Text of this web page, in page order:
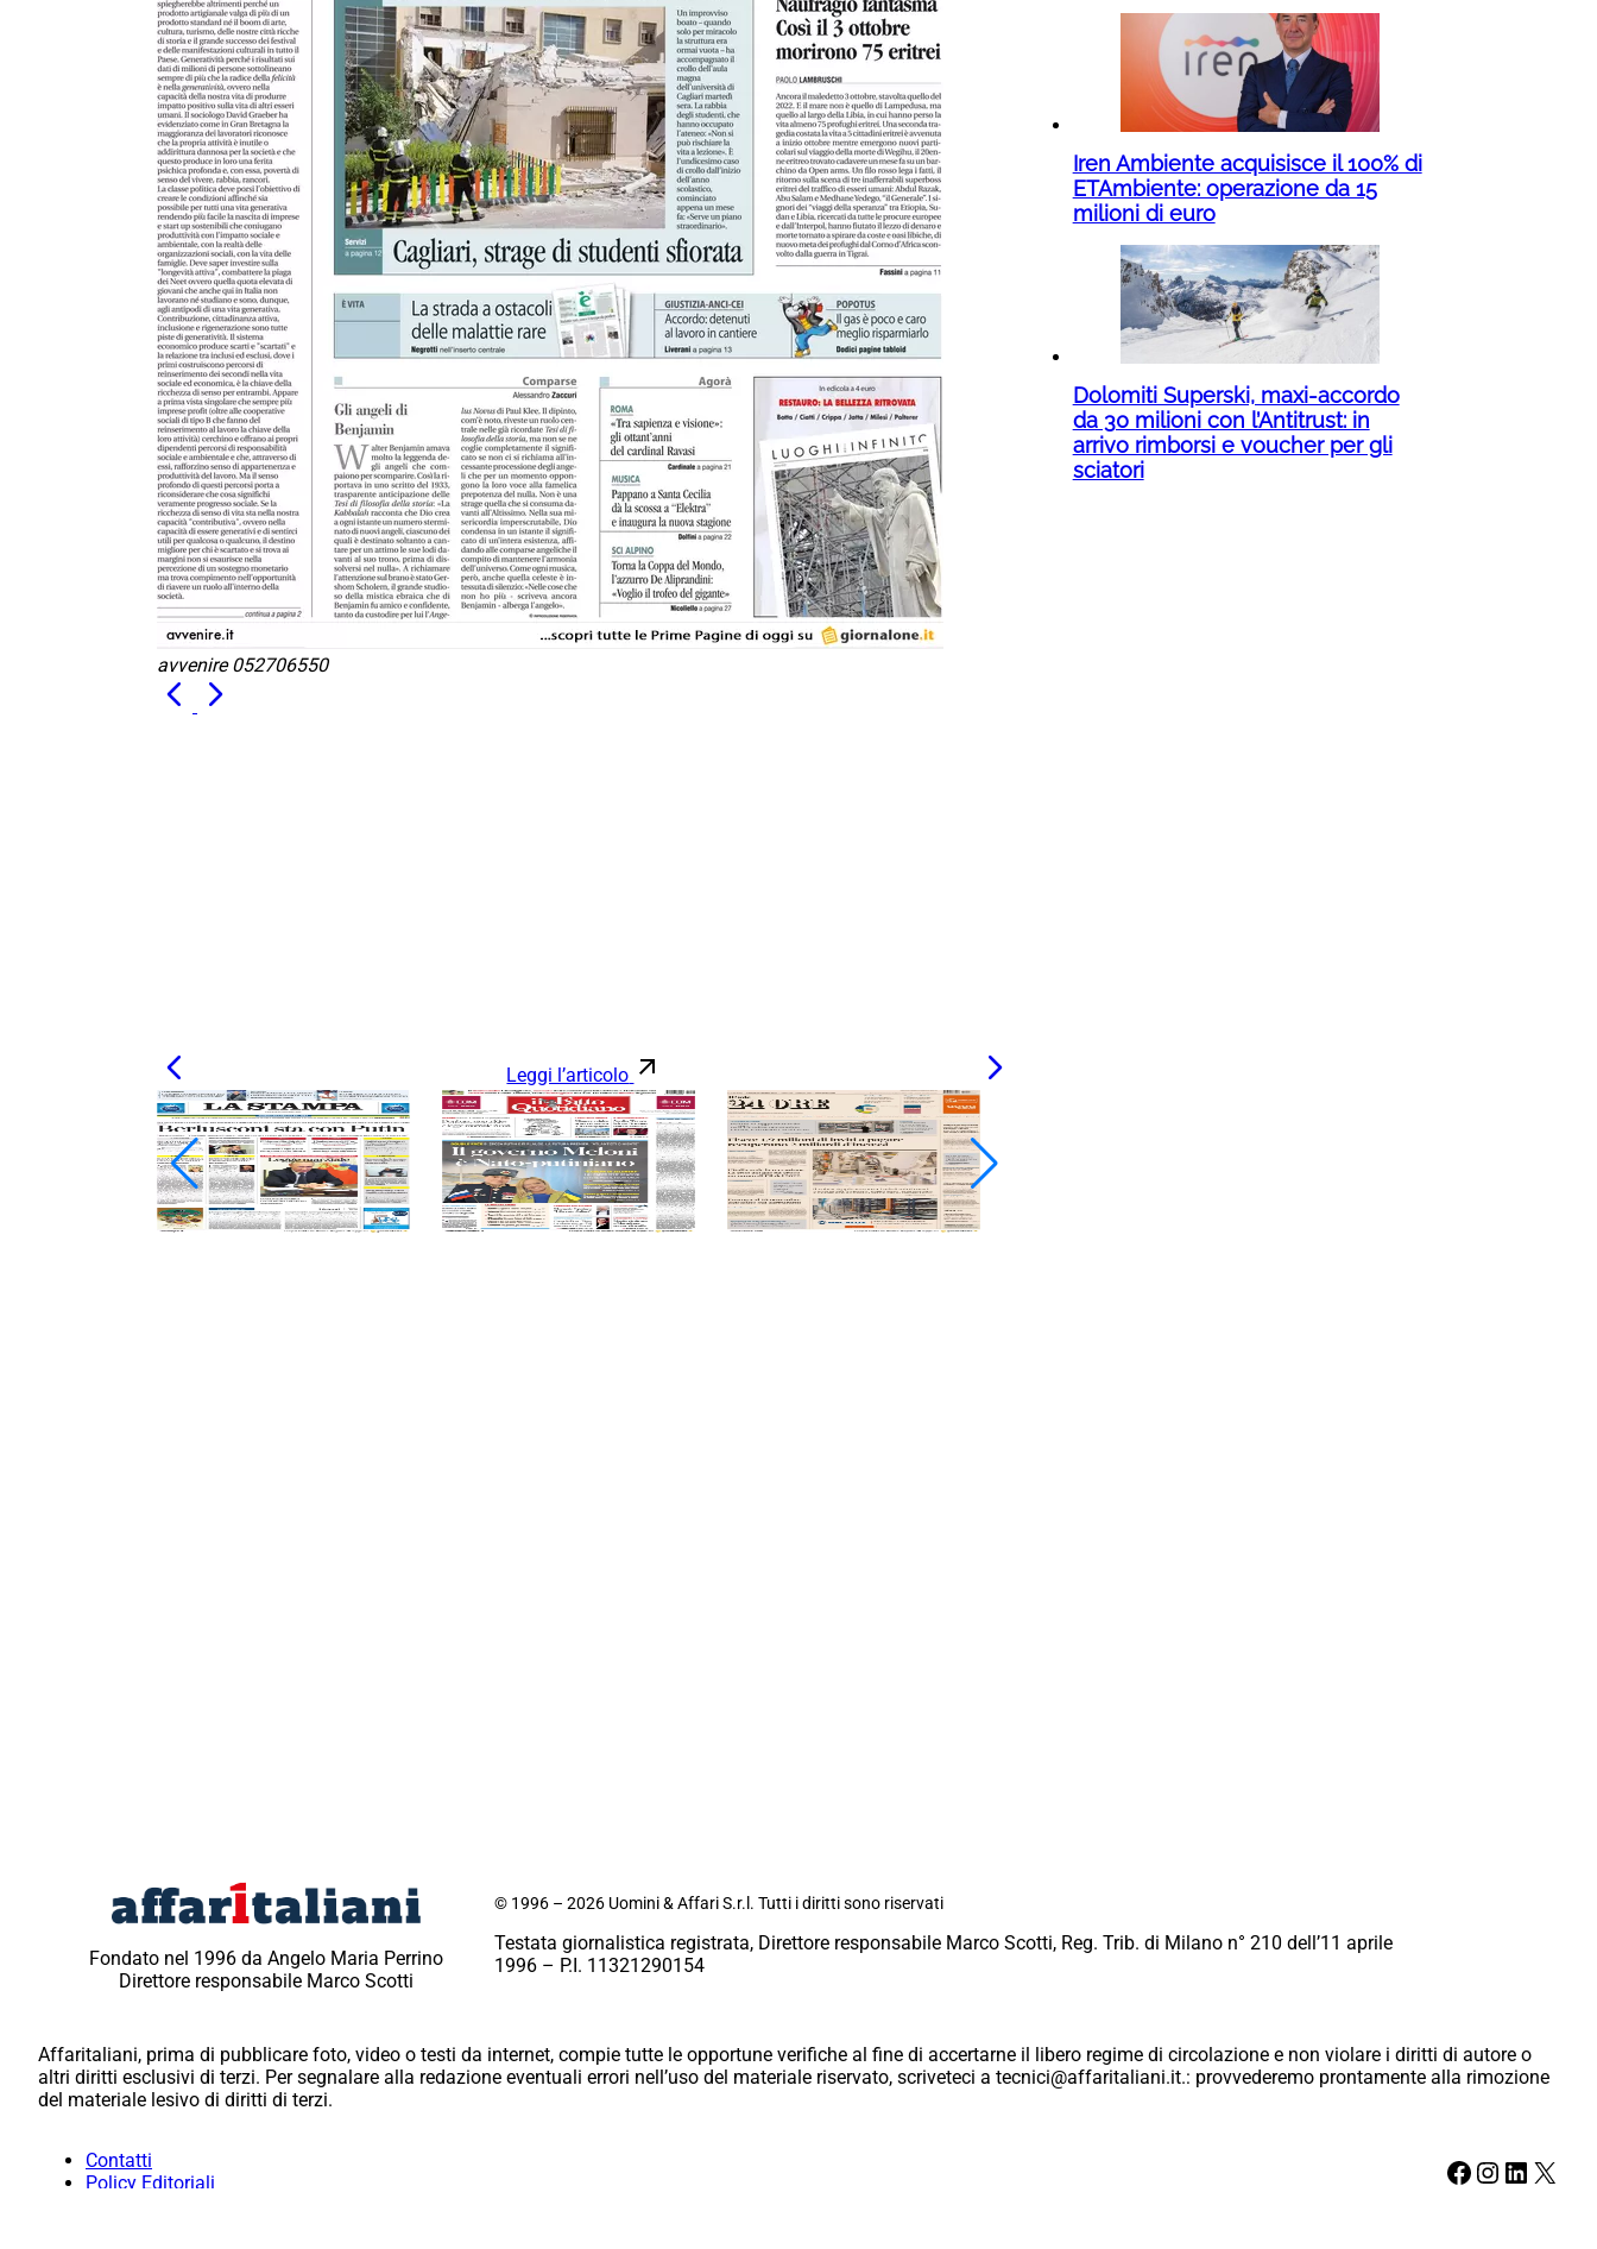
avvenire 052706550
Leggi l’articolo
Iren Ambiente acquisisce il 100% di
ETAmbiente: operazione da 15
milioni di euro
Dolomiti Superski, maxi-accordo
da 30 milioni con l’Antitrust: in
arrivo rimborsi e voucher per gli
sciatori
Fondato nel 1996 da Angelo Maria Perrino
Direttore responsabile Marco Scotti
© 1996 – 2026 Uomini & Affari S.r.l. Tutti i diritti sono riservati
Testata giornalistica registrata, Direttore responsabile Marco Scotti, Reg. Trib. di Milano n° 210 dell’11 aprile
1996 – P.I. 11321290154
Affaritaliani, prima di pubblicare foto, video o testi da internet, compie tutte le opportune verifiche al fine di accertarne il libero regime di circolazione e non violare i diritti di autore o
altri diritti esclusivi di terzi. Per segnalare alla redazione eventuali errori nell’uso del materiale riservato, scriveteci a tecnici@affaritaliani.it.: provvederemo prontamente alla rimozione
del materiale lesivo di diritti di terzi.
Contatti
Policy Editoriali
Facebook Instagram LinkedIn X